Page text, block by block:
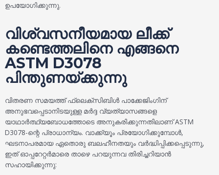
ഉപയോഗിക്കുന്നു.
വിശ്വസനീയമായ ലീക്ക്
കണ്ടെത്തലിനെ എങ്ങനെ
ASTM D3078
പിന്തുണയ്ക്കുന്നു
വിതരണ സമയത്ത് ഫ്ലെക്സിബിൾ പാക്കേജിംഗിന്
അനുഭവപ്പെടാനിടയുള്ള മർദ്ദ വ്യത്യാസങ്ങളെ
യാഥാർത്ഥ്യബോധത്തോടെ അനുകരിക്കുന്നതിലാണ് ASTM
D3078-ന്റെ പ്രാധാന്യം. വാക്ക്യൂം പ്രയോഗിക്കുമ്പോൾ,
ഘടനാപരമായ ഏതൊരു ബലഹീനതയും വർദ്ധിപ്പിക്കപ്പെടുന്നു,
ഇത് ഓപ്പറേറ്റർമാരെ താഴെ പറയുന്നവ തിരിച്ചറിയാൻ
സഹായിക്കുന്നു: